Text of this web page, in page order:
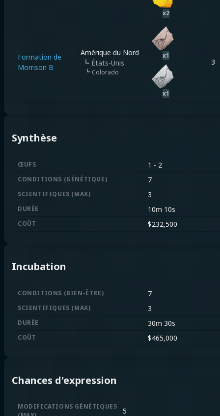
x2
Formation de
Morrison B
Amérique du Nord
┗ États-Unis
┗ Colorado
x1
x1
3
Synthèse
ŒUFS 1 - 2
CONDITIONS (GÉNÉTIQUE) 7
SCIENTIFIQUES (MAX) 3
DURÉE 10m 10s
COÛT $232,500
Incubation
CONDITIONS (BIEN-ÊTRE) 7
SCIENTIFIQUES (MAX) 3
DURÉE 30m 30s
COÛT $465,000
Chances d'expression
MODIFICATIONS GÉNÉTIQUES
5